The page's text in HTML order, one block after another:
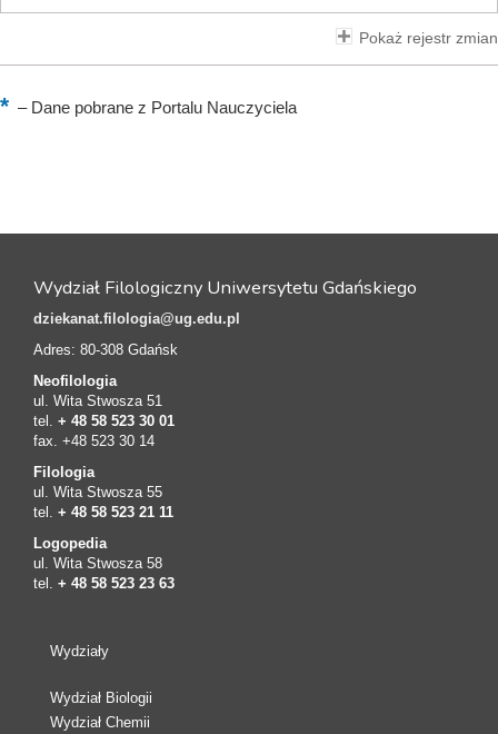
Pokaż rejestr zmian
–Dane pobrane z Portalu Nauczyciela
Wydział Filologiczny Uniwersytetu Gdańskiego
dziekanat.filologia@ug.edu.pl
Adres: 80-308 Gdańsk
Neofilologia
ul. Wita Stwosza 51
tel. + 48 58 523 30 01
fax. +48 523 30 14
Filologia
ul. Wita Stwosza 55
tel. + 48 58 523 21 11
Logopedia
ul. Wita Stwosza 58
tel. + 48 58 523 23 63
Wydziały
Wydział Biologii
Wydział Chemii